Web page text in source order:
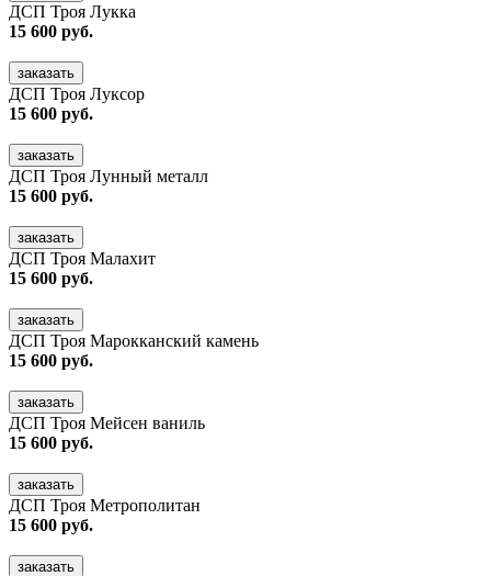
ДСП Троя Лукка
15 600 руб.
заказать
ДСП Троя Луксор
15 600 руб.
заказать
ДСП Троя Лунный металл
15 600 руб.
заказать
ДСП Троя Малахит
15 600 руб.
заказать
ДСП Троя Марокканский камень
15 600 руб.
заказать
ДСП Троя Мейсен ваниль
15 600 руб.
заказать
ДСП Троя Метрополитан
15 600 руб.
заказать